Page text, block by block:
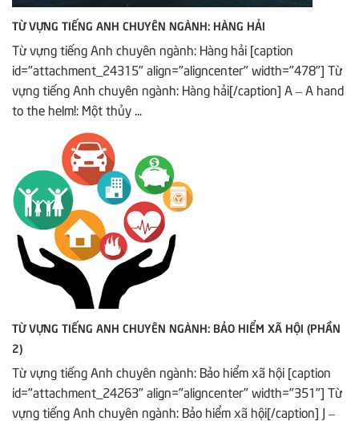
TỪ VỰNG TIẾNG ANH CHUYÊN NGÀNH: HÀNG HẢI
Từ vựng tiếng Anh chuyên ngành: Hàng hải [caption
id="attachment_24315" align="aligncenter" width="478"] Từ
vựng tiếng Anh chuyên ngành: Hàng hải[/caption] A – A hand
to the helm!: Một thủy ...
TỪ VỰNG TIẾNG ANH CHUYÊN NGÀNH: BẢO HIỂM XÃ HỘI (PHẦN
2)
Từ vựng tiếng Anh chuyên ngành: Bảo hiểm xã hội [caption
id="attachment_24263" align="aligncenter" width="351"] Từ
vựng tiếng Anh chuyên ngành: Bảo hiểm xã hội[/caption] J –